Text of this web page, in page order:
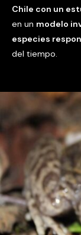
Chile con un
en un modelo
especies
del tiempo.